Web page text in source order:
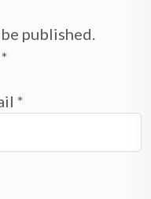
published.
*
*